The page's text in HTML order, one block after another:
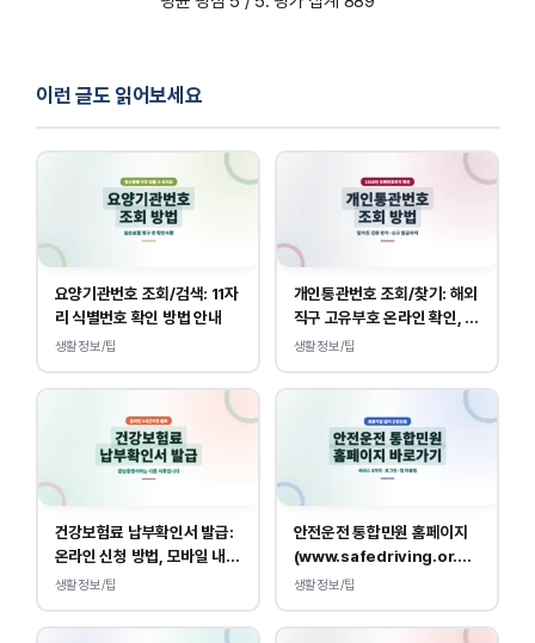
이런 글도 읽어보세요
요양기관번호 조회/검색: 11자
리 식별번호 확인 방법 안내
생활정보/팁
개인통관번호 조회/찾기: 해외
직구 고유부호 온라인 확인, 발
급 방법
생활정보/팁
건강보험료 납부확인서 발급:
온라인 신청 방법, 모바일 내역
조회 안내
생활정보/팁
안전운전 통합민원 홈페이지
(www.safedriving.or.kr)
바로가기, 운전면허 민원 사이
생활정보/팁